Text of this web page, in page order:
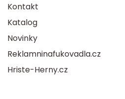
Kontakt
Katalog
Novinky
Reklamninafukovadla.cz
Hriste-Herny.cz